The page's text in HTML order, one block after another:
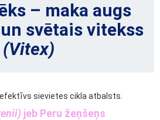
– maka augs
un svētais vitekss
(Vitex)
sievietes cikla atbalsts.
jeb Peru žeņšeņs